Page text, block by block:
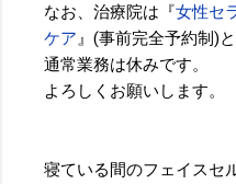
なお、治療院は『女性セ
ケア 』(事前完全予約制)と
通常業務は休みです。
よろしくお願いします。
寝ている間のフェイスセ